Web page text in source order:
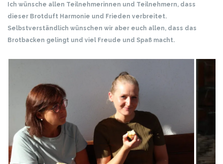
Ich wünsche allen Teilnehmerinnen und Teilnehmern, dass
dieser Brotduft Harmonie und Frieden verbreitet.
Selbstverständlich wünschen wir aber euch allen, dass das
Brotbacken gelingt und viel Freude und Spaß macht.